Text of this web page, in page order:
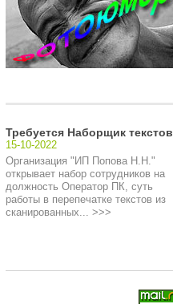
Требуется Наборщик текстов
15-10-2022
Организация "ИП Попова Н.Н."
открывает набор сотрудников на
должность Оператор ПК, суть
работы в перепечатке текстов из
сканированных... >>>